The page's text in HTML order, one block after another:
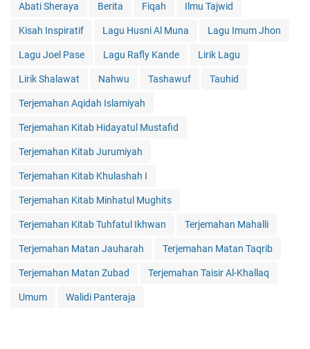
Abati Sheraya Berita Fiqah Ilmu Tajwid
Kisah Inspiratif Lagu Husni Al Muna Lagu Imum Jhon
Lagu Joel Pase Lagu Rafly Kande Lirik Lagu
Lirik Shalawat Nahwu Tashawuf Tauhid
Terjemahan Aqidah Islamiyah
Terjemahan Kitab Hidayatul Mustafid
Terjemahan Kitab Jurumiyah
Terjemahan Kitab Khulashah I
Terjemahan Kitab Minhatul Mughits
Terjemahan Kitab Tuhfatul Ikhwan Terjemahan Mahalli
Terjemahan Matan Jauharah Terjemahan Matan Taqrib
Terjemahan Matan Zubad Terjemahan Taisir Al-Khallaq
Umum Walidi Panteraja